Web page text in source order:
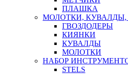
ПЛАШКА
МОЛОТКИ,
ГВОЗДОДЕРЫ
КИЯНКИ
КУВАЛДЫ
МОЛОТКИ
НАБОР
STELS